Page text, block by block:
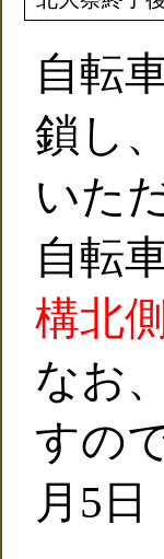
自転
鎖し
いた
自転
構北
なお
すの
月5